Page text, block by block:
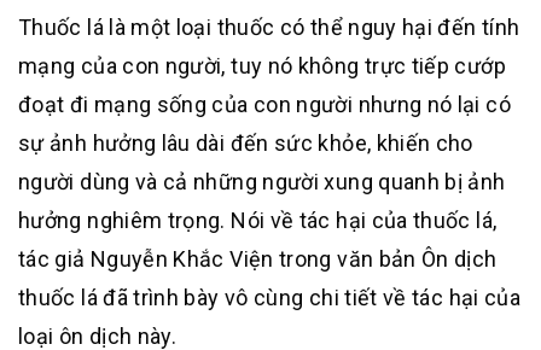
Thuốc lá là một loại thuốc có thể nguy hại đến tính
mạng của con người, tuy nó không trực tiếp cướp
đoạt đi mạng sống của con người nhưng nó lại có
sự ảnh hưởng lâu dài đến sức khỏe, khiến cho
người dùng và cả những người xung quanh bị ảnh
hưởng nghiêm trọng. Nói về tác hại của thuốc lá,
tác giả Nguyễn Khắc Viện trong văn bản Ôn dịch
thuốc lá đã trình bày vô cùng chi tiết về tác hại của
loại ôn dịch này.